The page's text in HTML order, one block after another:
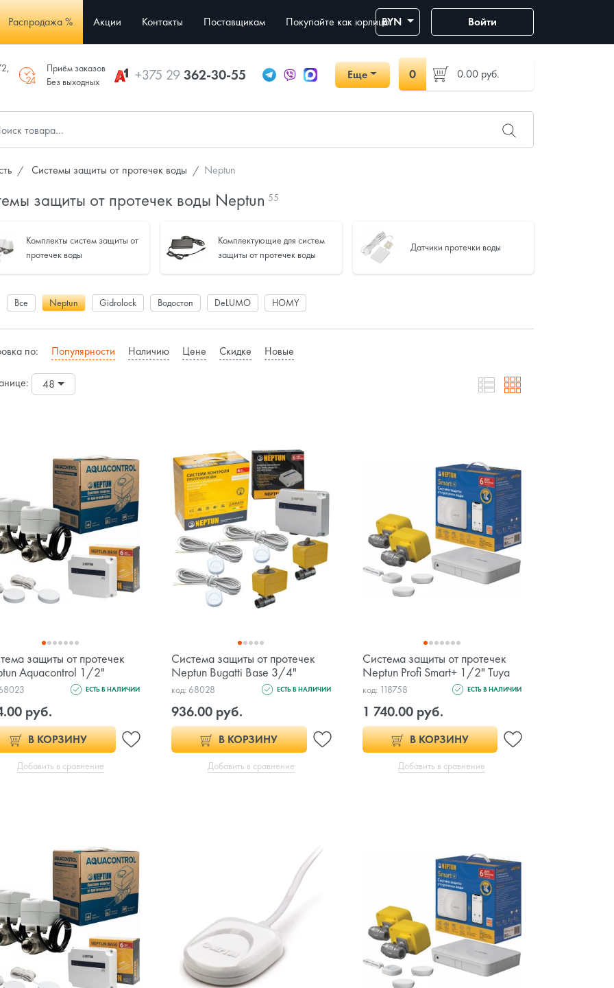
Распродажа % Акции Контакты Поставщикам Покупайте как юрлицоBYN Войти
Приём заказов
Без выходных
+375 29362-30-55 Еще 0 0.00 руб.
Системы защиты от протечек воды Neptun
защиты от протечек воды Neptun 55
Комплекты систем защиты от
протечек воды
Комплектующие для систем
защиты от протечек воды
Датчики протечки воды
Все Neptun Gidrolock Водостоп DeLUMO HOMY
по: Популярности Наличию Цене Скидке Новые
48
защиты от протечек
Aquacontrol 1/2"
ЕСТЬ В НАЛИЧИИ
руб.
В КОРЗИНУ
Добавить в сравнение
Система защиты от протечек
Neptun Bugatti Base 3/4"
код: 68028 ЕСТЬ В НАЛИЧИИ
936.00 руб.
В КОРЗИНУ
Добавить в сравнение
Система защиты от протечек
Neptun Profi Smart+ 1/2" Tuya
код: 118758 ЕСТЬ В НАЛИЧИИ
1 740.00 руб.
В КОРЗИНУ
Добавить в сравнение